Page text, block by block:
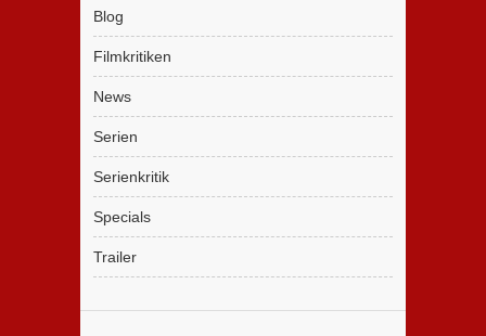
Blog
Filmkritiken
News
Serien
Serienkritik
Specials
Trailer